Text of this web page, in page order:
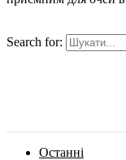
Search for:
Останні